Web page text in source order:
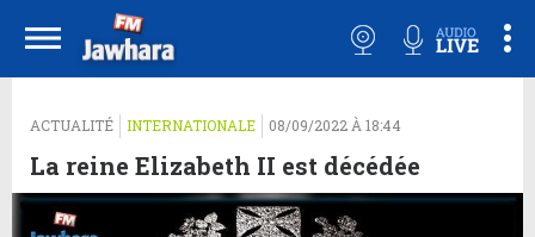
ACTUALITÉ INTERNATIONALE 08/09/2022 À 18:44
La reine Elizabeth II est décédée